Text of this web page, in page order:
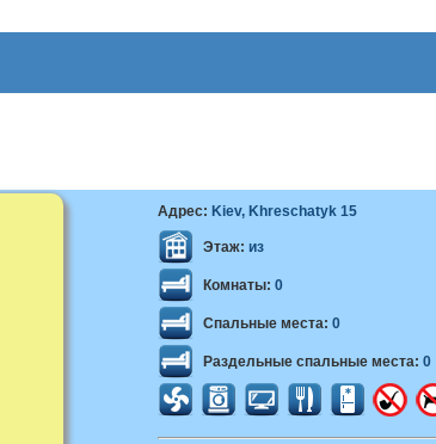
Адрес: Kiev, Khreschatyk 15
Этаж: из
Комнаты: 0
Спальные места: 0
Раздельные спальные места: 0